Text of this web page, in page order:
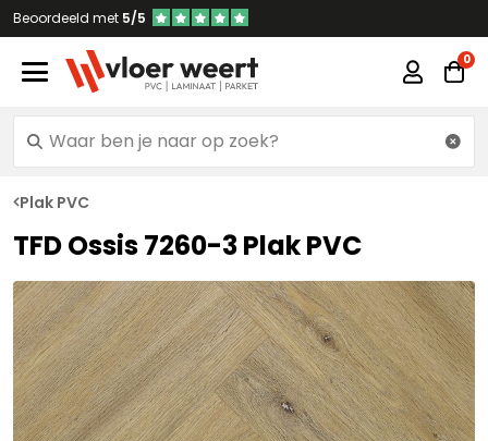
Beoordeeld met 5/5
Plak PVC
TFD Ossis 7260-3 Plak PVC